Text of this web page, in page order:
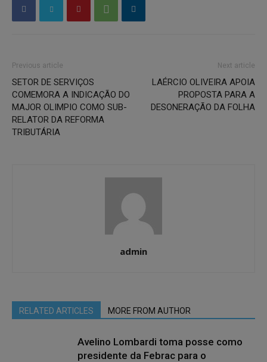
Previous article
SETOR DE SERVIÇOS
COMEMORA A INDICAÇÃO DO
MAJOR OLIMPIO COMO SUB-
RELATOR DA REFORMA
TRIBUTÁRIA
Next article
LAÉRCIO OLIVEIRA APOIA
PROPOSTA PARA A
DESONERAÇÃO DA FOLHA
admin
RELATED ARTICLES MORE FROM AUTHOR
Avelino Lombardi toma posse como
presidente da Febrac para o